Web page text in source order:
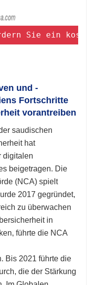
Sie ein
und -
Fortschritte
vorantreiben
saudischen
hat
digitalen
beigetragen. Die
(NCA) spielt
2017 gegründet,
zu überwachen
in
führte die NCA
Bis 2021 führte die
die der Stärkung